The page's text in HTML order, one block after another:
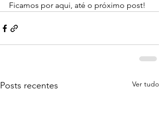
Ficamos por aqui, até o próximo post!
Posts recentes Ver tudo